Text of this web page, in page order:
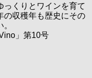
っくりとワインを育て
の収穫年も歴史にその
」第10号